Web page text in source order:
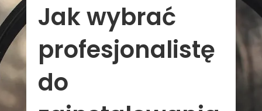
Jak wybrać
profesjonalistę
do